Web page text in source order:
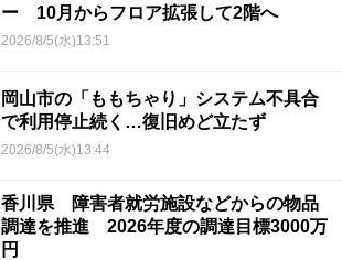
ー 10月からフロア拡張して2階へ
2026/8/5(水)13:51
岡山市の「ももちゃり」システム不具合
で利用停止続く…復旧めど立たず
2026/8/5(水)13:44
香川県 障害者就労施設などからの物品
調達を推進 2026年度の調達目標3000万
円